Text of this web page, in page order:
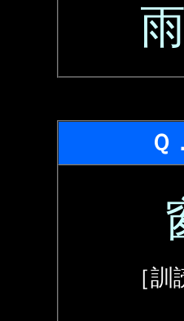
Ｑ
［訓